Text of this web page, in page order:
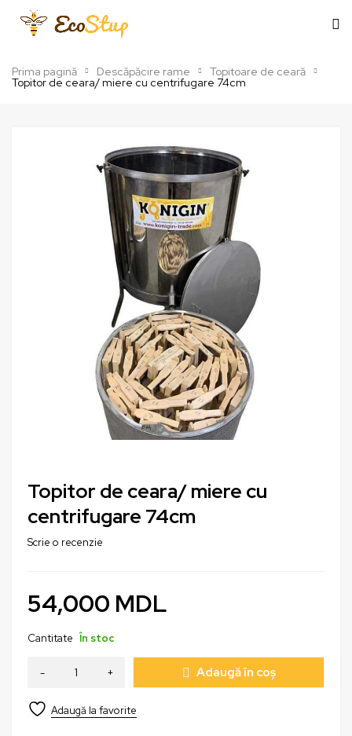
Prima pagină Descăpăcire rame Topitoare de ceară
Topitor de ceara/ miere cu centrifugare 74cm
Topitor de ceara/ miere cu
centrifugare 74cm
Scrie o recenzie
54,000 MDL
Cantitate În stoc
Adaugă în coș